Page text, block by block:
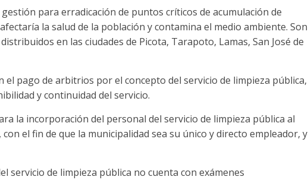
para erradicación de puntos críticos de acumulación de
la salud de la población y contamina el medio ambiente. Son
en las ciudades de Picota, Tarapoto, Lamas, San José de
el pago de arbitrios por el concepto del servicio de limpieza pública,
y continuidad del servicio.
la incorporación del personal del servicio de limpieza pública al
el fin de que la municipalidad sea su único y directo empleador, y
servicio de limpieza pública no cuenta con exámenes